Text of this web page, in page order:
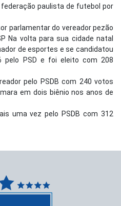
paulista de futebol por
parlamentar do vereador pezão
Na volta para sua cidade natal
de esportes e se candidatou
pelo PSD e foi eleito com 208
pelo PSDB com 240 votos
em dois biênio nos anos de
uma vez pelo PSDB com 312